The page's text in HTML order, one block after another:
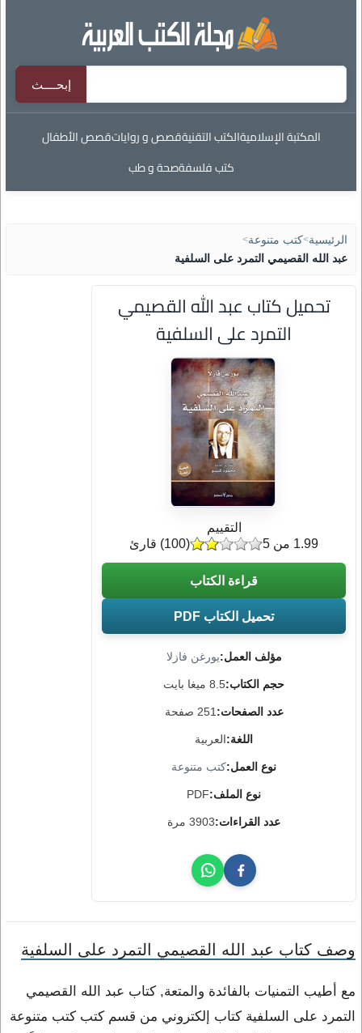
المكتبة الإسلاميةالكتب التقنيةقصص و رواياتقصص الأطفال
كتب فلسفةصحة و طب
الرئيسية>كتب متنوعة>
عبد الله القصيمي التمرد على السلفية
تحميل كتاب عبد الله القصيمي
التمرد على السلفية
مؤلف العمل:يورغن فازلا
حجم الكتاب:8.5 ميغا بايت
عدد الصفحات: 251 صفحة
اللغة:العربية
نوع العمل:كتب متنوعة
نوع الملف:PDF
عدد القراءات:3903 مرة
التقييم
(
100) قارئ 1.99 من 5
قراءة الكتاب
تحميل الكتاب PDF
وصف كتاب عبد الله القصيمي التمرد على السلفية
مع أطيب التمنيات بالفائدة والمتعة, كتاب عبد الله القصيمي
التمرد على السلفية كتاب إلكتروني من قسم كتب كتب متنوعة